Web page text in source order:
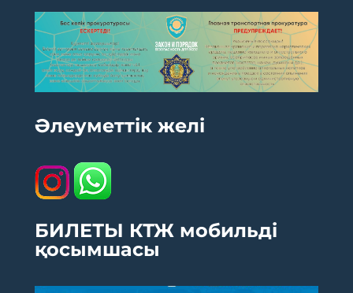
Әлеуметтік желі
БИЛЕТЫ КТЖ мобильді
қосымшасы